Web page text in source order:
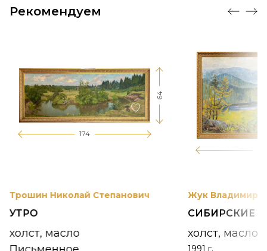
Рекомендуем
174
64
Трошин Николай Степанович
УТРО
холст, масло
Жук Владимир
СИБИРСКИЕ
холст, масло
1991 г.